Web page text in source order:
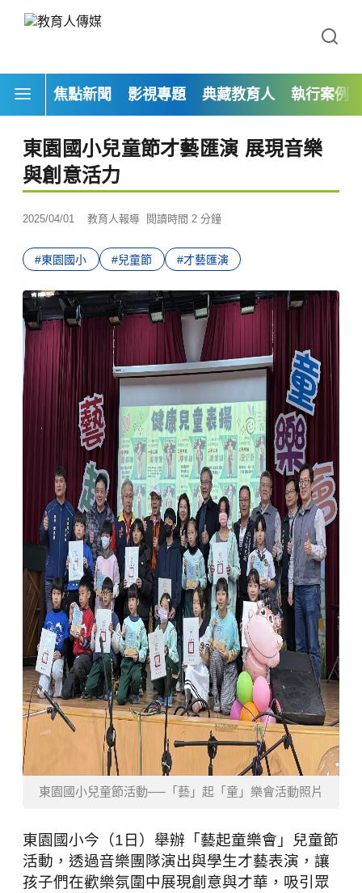
焦點新聞 影視專題 典藏教育人 執行案例
東園國小兒童節才藝匯演 展現音樂
與創意活力
2025/04/01 教育人報導 閱讀時間 2 分鐘
#東園國小 #兒童節 #才藝匯演
東園國小兒童節活動──「藝」起「童」樂會活動照片
東園國小今（1日）舉辦「藝起童樂會」兒童節
活動，透過音樂團隊演出與學生才藝表演，讓
孩子們在歡樂氛圍中展現創意與才華，吸引眾